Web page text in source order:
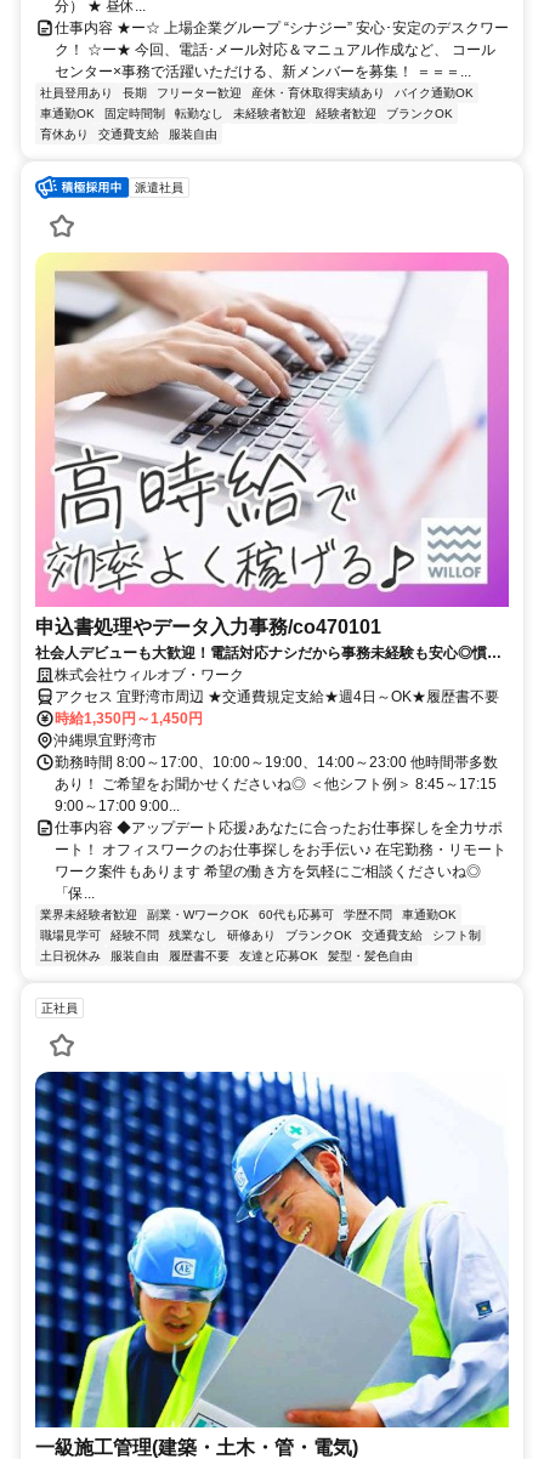
分） ★ 昼休...
仕事内容 ★ー☆ 上場企業グループ “シナジー” 安心･安定のデスクワー
ク！ ☆ー★ 今回、電話･メール対応＆マニュアル作成など、 コール
センター×事務で活躍いただける、新メンバーを募集！ ＝＝＝...
社員登用あり 長期 フリーター歓迎 産休・育休取得実績あり
バイク通勤OK
車通勤OK
固定時間制 転勤なし 未経験者歓迎 経験者歓迎
ブランクOK
育休あり
交通費支給 服装自由
派遣社員
申込書処理やデータ入力事務/co470101
社会人デビューも大歓迎！電話対応ナシだから事務未経験も安心◎慣れ
たら在宅OK♪
株式会社ウィルオブ・ワーク
アクセス 宜野湾市周辺 ★交通費規定支給★週4日～OK★履歴書不要
時給1,350円～1,450円
沖縄県宜野湾市
勤務時間 8:00～17:00、10:00～19:00、14:00～23:00 他時間帯多数
あり！ ご希望をお聞かせくださいね◎ ＜他シフト例＞ 8:45～17:15
9:00～17:00 9:00...
仕事内容 ◆アップデート応援♪あなたに合ったお仕事探しを全力サポ
ート！ オフィスワークのお仕事探しをお手伝い♪ 在宅勤務・リモート
ワーク案件もあります 希望の働き方を気軽にご相談くださいね◎
「保...
業界未経験者歓迎 副業・WワークOK 60代も応募可 学歴不問
車通勤OK
職場見学可
経験不問 残業なし 研修あり ブランクOK 交通費支給
シフト制
土日祝休み
服装自由 履歴書不要 友達と応募OK 髪型・髪色自由
正社員
一級施工管理(建築・土木・管・電気)